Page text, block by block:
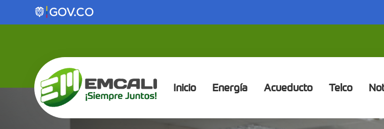
Saltar al contenido principal
Inicio Energía Acueducto Telco